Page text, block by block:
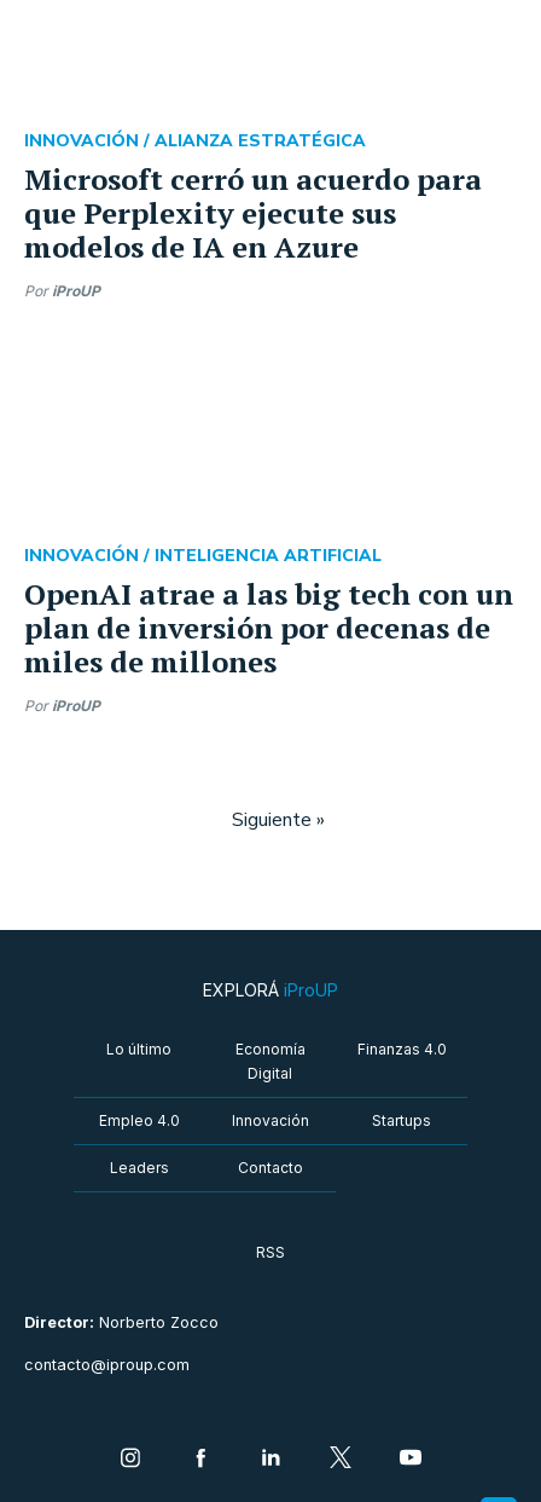
Microsoft cerró un acuerdo para
que Perplexity ejecute sus
modelos de IA en Azure
INNOVACIÓN / ALIANZA ESTRATÉGICA
Por iProUP
OpenAI atrae a las big tech con un
plan de inversión por decenas de
miles de millones
INNOVACIÓN / INTELIGENCIA ARTIFICIAL
Por iProUP
Siguiente »
Director: Norberto Zocco
contacto@iproup.com
EXPLORÁ iProUP
Lo último
Economía
Digital
Finanzas 4.0
Empleo 4.0 Innovación Startups
Leaders Contacto
RSS